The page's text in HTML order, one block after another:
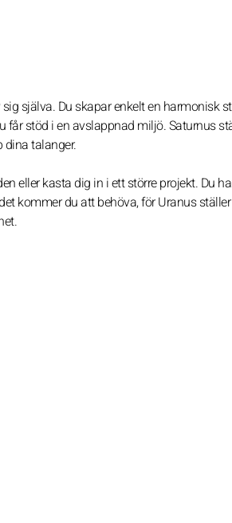
själva. Du skapar enkelt en harmonisk
får stöd i en avslappnad miljö. Saturnus
talanger.
eller kasta dig in i ett större projekt. Du
kommer du att behöva, för Uranus